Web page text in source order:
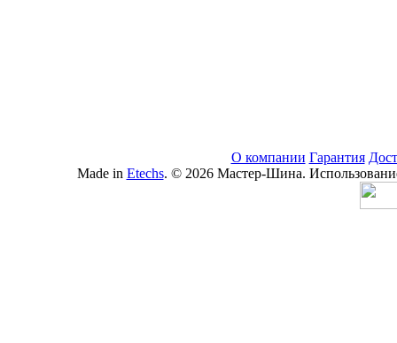
О компании Гарантия
Made in Etechs. © 2026 Мастер-Шина.